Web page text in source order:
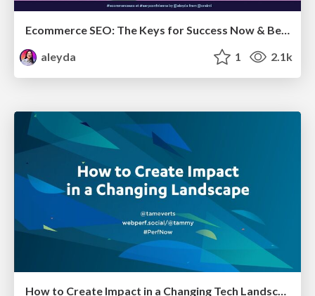
aleyda
1 2.1k
How to Create Impact in a Changing Tech Landscape [PerfNow 2023]